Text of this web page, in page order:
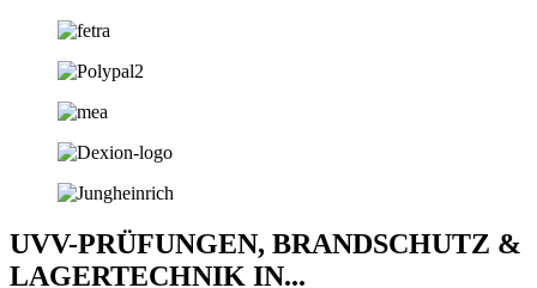
UVV-PRÜFUNGEN, BRANDSCHUTZ &
LAGERTECHNIK IN...